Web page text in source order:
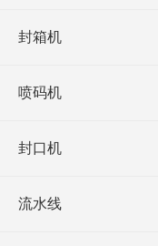
封箱机
喷码机
封口机
流水线